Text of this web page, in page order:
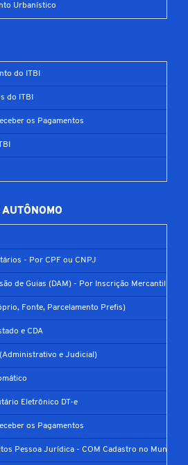
Urbanístico
do ITBI
do ITBI
os Pagamentos
- Por CPF ou CNPJ
de Guias (DAM) - Por Inscrição Mercantil
Fonte, Parcelamento Prefis)
e CDA
e Judicial)
Eletrônico DT-e
os Pagamentos
Pessoa Jurídica - COM Cadastro no Município